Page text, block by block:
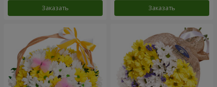
Заказать Заказать